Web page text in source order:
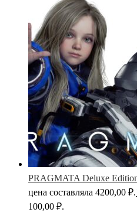
PRAGMATA Deluxe
цена составляла 4200,00 ₽.
100,00 ₽.